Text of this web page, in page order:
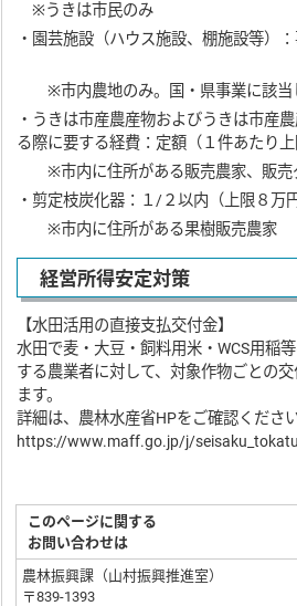
※うきは市民のみ
・園芸施設（ハウス施設、棚施設等）
※市内農地のみ。国・県事業に該当
・うきは市産農産物およびうきは市産
る際に要する経費：定額（１件あたり上
※市内に住所がある販売農家、販売
・剪定枝炭化器：１/２以内（上限８万円
※市内に住所がある果樹販売農家
経営所得安定対策
【水田活用の直接支払交付金】
水田で麦・大豆・飼料用米・WCS用稲
する農業者に対して、対象作物ごとの
ます。
詳細は、農林水産省HPをご確認ください
https://www.maff.go.jp/j/
このページに関する
お問い合わせは
農林振興課（山村振興推進室）
〒839-1393